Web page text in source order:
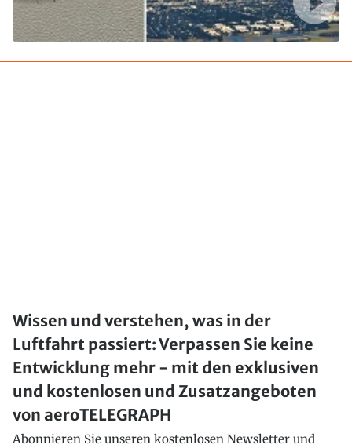
Wissen und verstehen, was in der
Luftfahrt passiert: Verpassen Sie keine
Entwicklung mehr - mit den exklusiven
und kostenlosen und Zusatzangeboten
von aeroTELEGRAPH
Abonnieren Sie unseren kostenlosen Newsletter und